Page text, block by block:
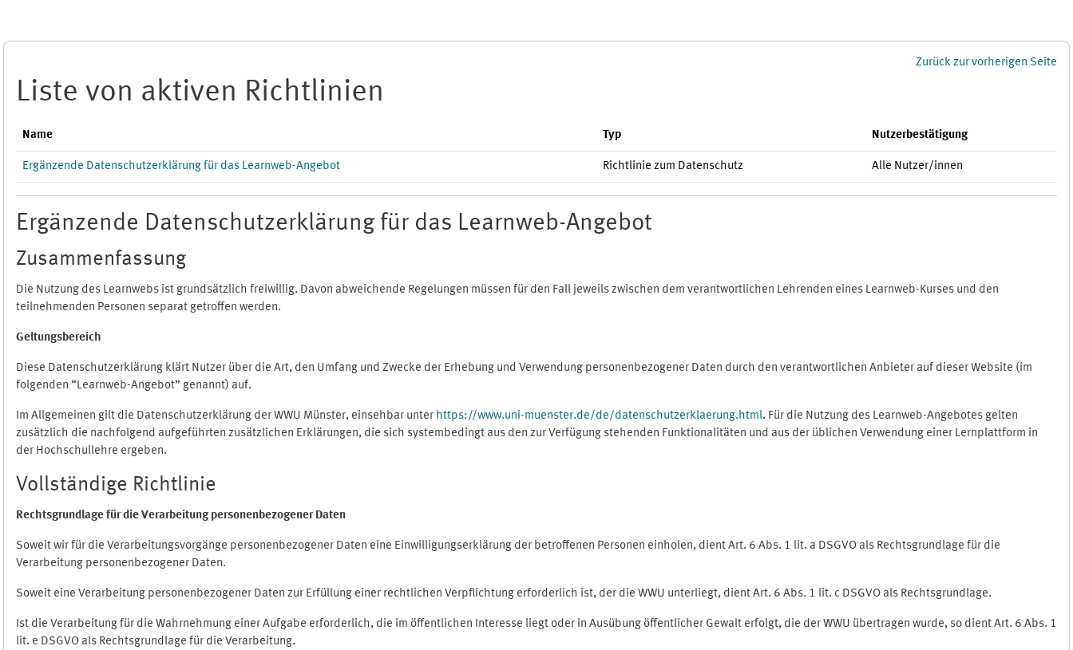
Zurück zur vorherigen Seite
Liste von aktiven Richtlinien
Name Typ Nutzerbestätigung
Ergänzende Datenschutzerklärung für das Learnweb-Angebot Richtlinie zum Datenschutz Alle Nutzer/innen
Ergänzende Datenschutzerklärung für das Learnweb-Angebot
Zusammenfassung
Die Nutzung des Learnwebs ist grundsätzlich freiwillig. Davon abweichende Regelungen müssen für den Fall jeweils zwischen dem verantwortlichen Lehrenden eines Learnweb-Kurses und den
teilnehmenden Personen separat getroffen werden.
Geltungsbereich
Diese Datenschutzerklärung klärt Nutzer über die Art, den Umfang und Zwecke der Erhebung und Verwendung personenbezogener Daten durch den verantwortlichen Anbieter auf dieser Website (im
folgenden “Learnweb-Angebot” genannt) auf.
Im Allgemeinen gilt die Datenschutzerklärung der WWU Münster, einsehbar unter https://www.uni-muenster.de/de/datenschutzerklaerung.html. Für die Nutzung des Learnweb-Angebotes gelten
zusätzlich die nachfolgend aufgeführten zusätzlichen Erklärungen, die sich systembedingt aus den zur Verfügung stehenden Funktionalitäten und aus der üblichen Verwendung einer Lernplattform in
der Hochschullehre ergeben.
Vollständige Richtlinie
Rechtsgrundlage für die Verarbeitung personenbezogener Daten
Soweit wir für die Verarbeitungsvorgänge personenbezogener Daten eine Einwilligungserklärung der betroffenen Personen einholen, dient Art. 6 Abs. 1 lit. a DSGVO als Rechtsgrundlage für die
Verarbeitung personenbezogener Daten.
Soweit eine Verarbeitung personenbezogener Daten zur Erfüllung einer rechtlichen Verpflichtung erforderlich ist, der die WWU unterliegt, dient Art. 6 Abs. 1 lit. c DSGVO als Rechtsgrundlage.
Ist die Verarbeitung für die Wahrnehmung einer Aufgabe erforderlich, die im öffentlichen Interesse liegt oder in Ausübung öffentlicher Gewalt erfolgt, die der WWU übertragen wurde, so dient Art. 6 Abs. 1
lit. e DSGVO als Rechtsgrundlage für die Verarbeitung.